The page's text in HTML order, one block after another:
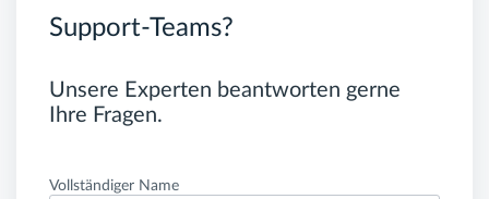
Support-Teams?
Unsere Experten beantworten gerne
Ihre Fragen.
Vollständiger Name